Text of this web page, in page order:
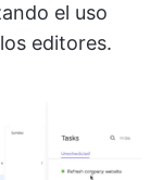
el uso
editores.